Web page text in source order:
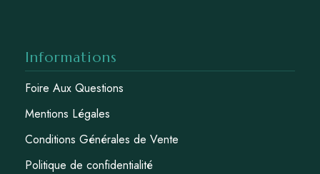
Informations
Foire Aux Questions
Mentions Légales
Conditions Générales de Vente
Politique de confidentialité